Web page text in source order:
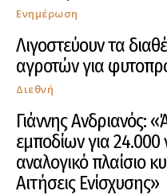
Ενημέρωση
Λιγοστεύουν τα
αγροτών για
Διεθνή
Γιάννης Ανδριανός:
εμποδίων για 24.000
αναλογικό πλαίσιο
Αιτήσεις Ενίσχυσης»